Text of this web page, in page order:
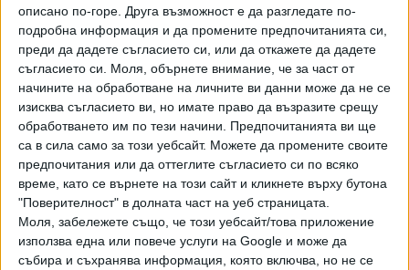
описано по-горе. Друга възможност е да разгледате по-
подробна информация и да промените предпочитанията си,
преди да дадете съгласието си, или да откажете да дадете
съгласието си.
Моля, обърнете внимание, че за част от
начините на обработване на личните ви данни може да не се
изисква съгласието ви, но имате право да възразите срещу
обработването им по тези начини. Предпочитанията ви ще
са в сила само за този уебсайт. Можете да промените своите
предпочитания или да оттеглите съгласието си по всяко
време, като се върнете на този сайт и кликнете върху бутона
"Поверителност" в долната част на уеб страницата.
Моля, забележете също, че този уебсайт/това приложение
използва една или повече услуги на Google и може да
събира и съхранява информация, която включва, но не се
Видео Разгледай всички